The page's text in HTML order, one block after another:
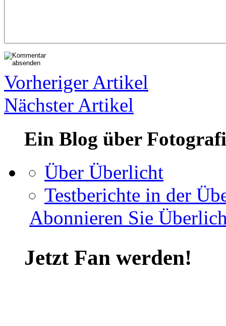
Vorheriger Artikel
Nächster Artikel
Ein Blog über
Über Überlicht
Testberichte in der
Abonnieren Sie
Jetzt Fan werden!